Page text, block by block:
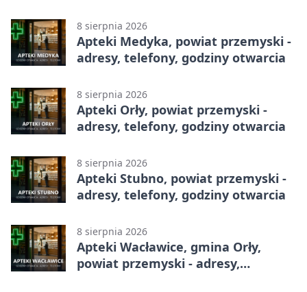
8 sierpnia 2026
Apteki Medyka, powiat przemyski -
adresy, telefony, godziny otwarcia
8 sierpnia 2026
Apteki Orły, powiat przemyski -
adresy, telefony, godziny otwarcia
8 sierpnia 2026
Apteki Stubno, powiat przemyski -
adresy, telefony, godziny otwarcia
8 sierpnia 2026
Apteki Wacławice, gmina Orły,
powiat przemyski - adresy,